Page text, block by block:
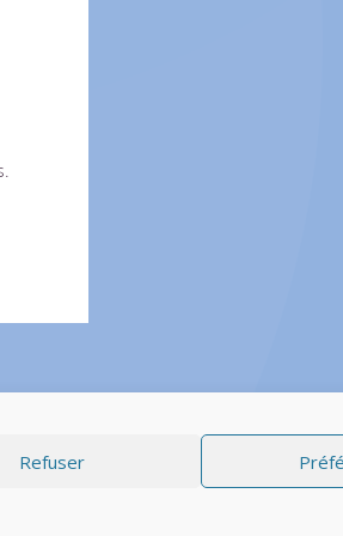
Refuser